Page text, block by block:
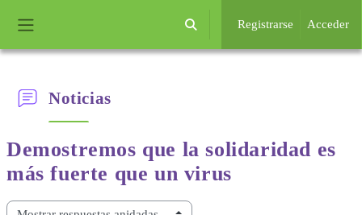
Selector de búsqueda de entrada
Registrarse Acceder
Noticias
Demostremos que la solidaridad es
más fuerte que un virus
Mostrar modo